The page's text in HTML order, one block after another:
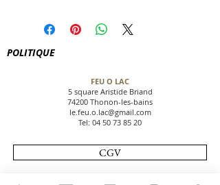
POLITIQUE
FEU O LAC
5 square Aristide Briand
74200 Thonon-les-bains
le.feu.o.lac@gmail.com
Tel: 04 50 73 85 20
CGV
NOUS CONTACTER